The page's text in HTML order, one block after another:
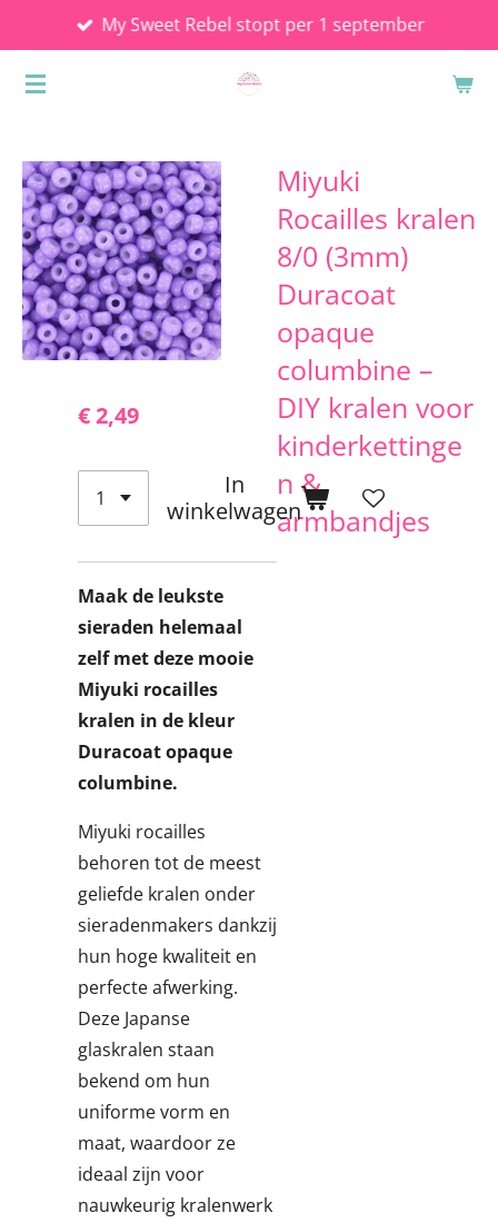
direct
naar
My Sweet Rebel stopt per 1 september
Miyuki
Rocailles kralen
8/0 (3mm)
Duracoat
opaque
columbine –
DIY kralen voor
kinderkettinge
n &
armbandjes
€ 2,49
In
winkelwagen
Maak de leukste
sieraden helemaal
zelf met deze mooie
Miyuki rocailles
kralen in de kleur
Duracoat opaque
columbine.
Miyuki rocailles
behoren tot de meest
geliefde kralen onder
sieradenmakers dankzij
hun hoge kwaliteit en
perfecte afwerking.
Deze Japanse
glaskralen staan
bekend om hun
uniforme vorm en
maat, waardoor ze
ideaal zijn voor
nauwkeurig kralenwerk